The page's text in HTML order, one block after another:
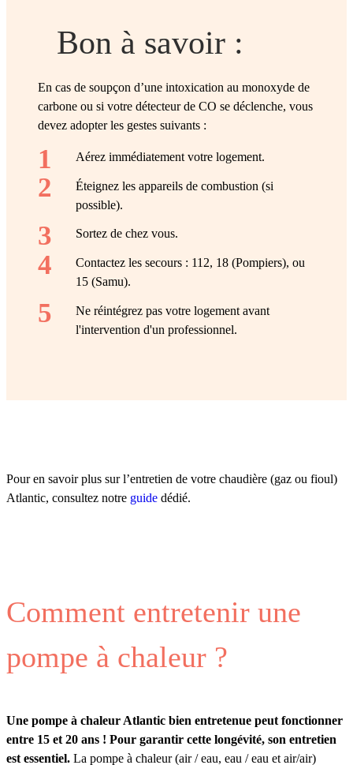
Bon à savoir :
En cas de soupçon d’une intoxication au monoxyde de
carbone ou si votre détecteur de CO se déclenche, vous
devez adopter les gestes suivants :
Aérez immédiatement votre logement.
Éteignez les appareils de combustion (si
possible).
Sortez de chez vous.
Contactez les secours : 112, 18 (Pompiers), ou
15 (Samu).
Ne réintégrez pas votre logement avant
l'intervention d'un professionnel.
Pour en savoir plus sur l’entretien de votre chaudière (gaz ou fioul)
Atlantic, consultez notre guide dédié.
Comment entretenir une
pompe à chaleur ?
Une pompe à chaleur Atlantic bien entretenue peut fonctionner
entre 15 et 20 ans ! Pour garantir cette longévité, son entretien
est essentiel. La pompe à chaleur (air / eau, eau / eau et air/air)